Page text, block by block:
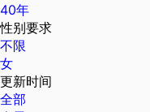
40年
性别要求
不限
女
更新时间
全部